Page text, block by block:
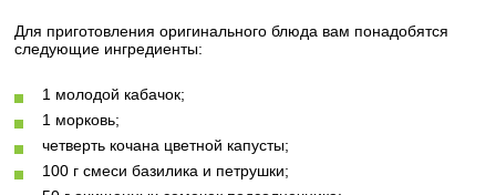
Для приготовления оригинального блюда вам понадобятся
следующие ингредиенты:
1 молодой кабачок;
1 морковь;
четверть кочана цветной капусты;
100 г смеси базилика и петрушки;